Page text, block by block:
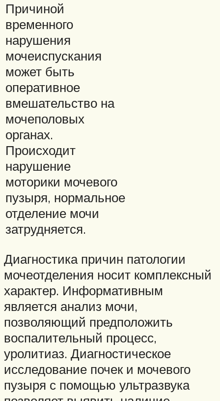
Причиной
временного
нарушения
мочеиспускания
может быть
оперативное
вмешательство на
мочеполовых
органах.
Происходит
нарушение
моторики мочевого
пузыря, нормальное
отделение мочи
затрудняется.
Диагностика причин патологии
мочеотделения носит комплексный
характер. Информативным
является анализ мочи,
позволяющий предположить
воспалительный процесс,
уролитиаз. Диагностическое
исследование почек и мочевого
пузыря с помощью ультразвука